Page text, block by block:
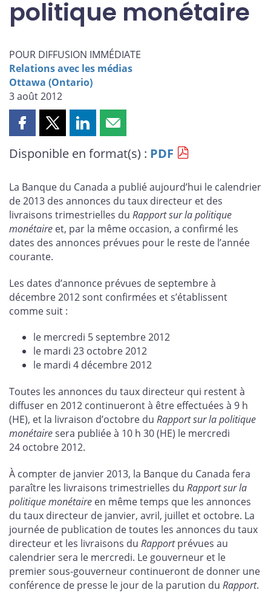
politique monétaire
POUR DIFFUSION IMMÉDIATE
Relations avec les médias
Ottawa (Ontario)
3 août 2012
Partager
page
Facebook
Partager
page
X
Partager
page
LinkedIn
Partager
page
courriel
Disponible en format(s) : PDF
La Banque du Canada a publié aujourd’hui le calendrier
de 2013 des annonces du taux directeur et des
livraisons trimestrielles du Rapport sur la politique
monétaire et, par la même occasion, a confirmé les
dates des annonces prévues pour le reste de l’année
courante.
Les dates d’annonce prévues de septembre à
décembre 2012 sont confirmées et s’établissent
comme suit :
le mercredi 5 septembre 2012
le mardi 23 octobre 2012
le mardi 4 décembre 2012
Toutes les annonces du taux directeur qui restent à
diffuser en 2012 continueront à être effectuées à 9 h
(HE), et la livraison d’octobre du Rapport sur la politique
monétairesera publiée à 10 h 30 (HE) le mercredi
24 octobre 2012.
À compter de janvier 2013, la Banque du Canada fera
paraître les livraisons trimestrielles du Rapport sur la
politique monétaire en même temps que les annonces
du taux directeur de janvier, avril, juillet et octobre. La
journée de publication de toutes les annonces du taux
directeur et les livraisons du Rapportprévues au
calendrier sera le mercredi. Le gouverneur et le
premier sous-gouverneur continueront de donner une
conférence de presse le jour de la parution du Rapport.